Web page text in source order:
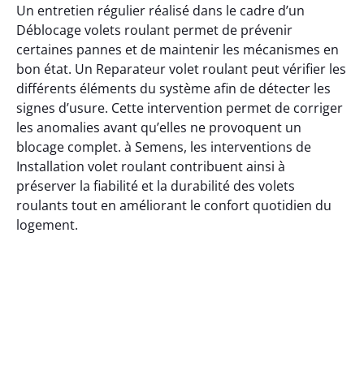
Un entretien régulier réalisé dans le cadre d’un
Déblocage volets roulant permet de prévenir
certaines pannes et de maintenir les mécanismes en
bon état. Un Reparateur volet roulant peut vérifier les
différents éléments du système afin de détecter les
signes d’usure. Cette intervention permet de corriger
les anomalies avant qu’elles ne provoquent un
blocage complet. à Semens, les interventions de
Installation volet roulant contribuent ainsi à
préserver la fiabilité et la durabilité des volets
roulants tout en améliorant le confort quotidien du
logement.